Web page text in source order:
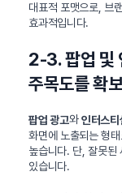
대표적 포맷으로, 브
효과적입니다.
2-3. 팝업 및
주목도를 확
팝업 광고와인터스티
화면에 노출되는 형
높습니다. 단, 잘못된
있습니다.